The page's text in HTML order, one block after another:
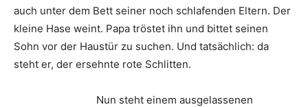
auch unter dem Bett seiner noch schlafenden Eltern. Der
kleine Hase weint. Papa tröstet ihn und bittet seinen
Sohn vor der Haustür zu suchen. Und tatsächlich: da
steht er, der ersehnte rote Schlitten.
Nun steht einem ausgelassenen